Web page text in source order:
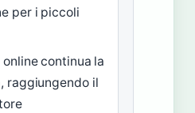
per i piccoli
online continua la
raggiungendo il